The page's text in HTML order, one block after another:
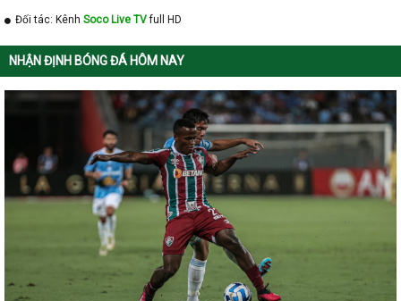
Đối tác: Kênh Soco Live TVfull HD
NHẬN ĐỊNH BÓNG ĐÁ HÔM NAY